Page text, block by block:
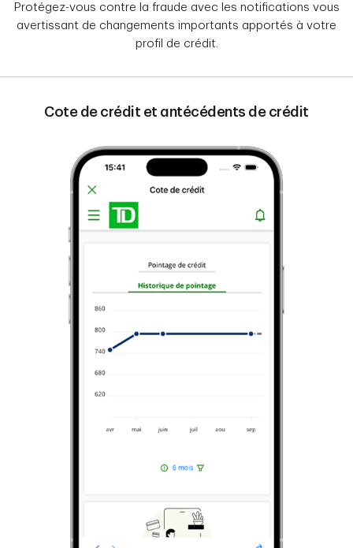
Protégez-vous contre la fraude avec les notifications vous
avertissant de changements importants apportés à votre
profil de crédit.
Cote de crédit et antécédents de crédit